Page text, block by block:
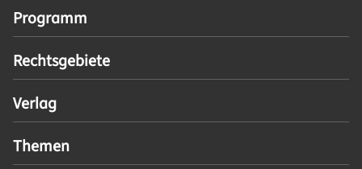
Programm
Rechtsgebiete
Verlag
Themen